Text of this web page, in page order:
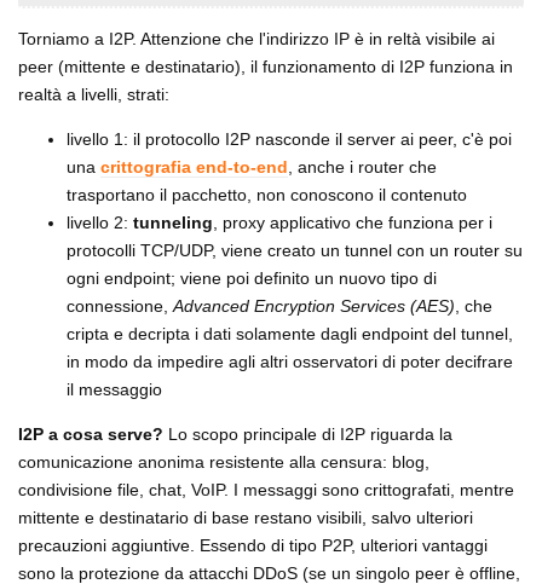
Torniamo a I2P. Attenzione che l'indirizzo IP è in reltà visibile ai
peer (mittente e destinatario), il funzionamento di I2P funziona in
realtà a livelli, strati:
livello 1: il protocollo I2P nasconde il server ai peer, c'è poi
una crittografia end-to-end , anche i router che
trasportano il pacchetto, non conoscono il contenuto
livello 2: tunneling , proxy applicativo che funziona per i
protocolli TCP/UDP, viene creato un tunnel con un router su
ogni endpoint; viene poi definito un nuovo tipo di
connessione, Advanced Encryption Services (AES) , che
cripta e decripta i dati solamente dagli endpoint del tunnel,
in modo da impedire agli altri osservatori di poter decifrare
il messaggio
I2P a cosa serve? Lo scopo principale di I2P riguarda la
comunicazione anonima resistente alla censura: blog,
condivisione file, chat, VoIP. I messaggi sono crittografati, mentre
mittente e destinatario di base restano visibili, salvo ulteriori
precauzioni aggiuntive. Essendo di tipo P2P, ulteriori vantaggi
sono la protezione da attacchi DDoS (se un singolo peer è offline,